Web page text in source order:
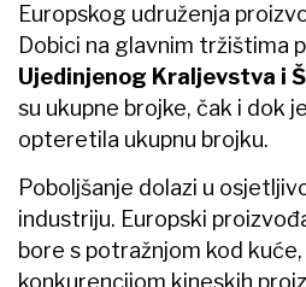
Europskog udruženja
Dobici na glavnim tržištima
Ujedinjenog Kraljevstva i
su ukupne brojke, čak i dok
opteretila ukupnu brojku.
Poboljšanje dolazi u
industriju. Europski
bore s potražnjom kod
konkurencijom kineskih